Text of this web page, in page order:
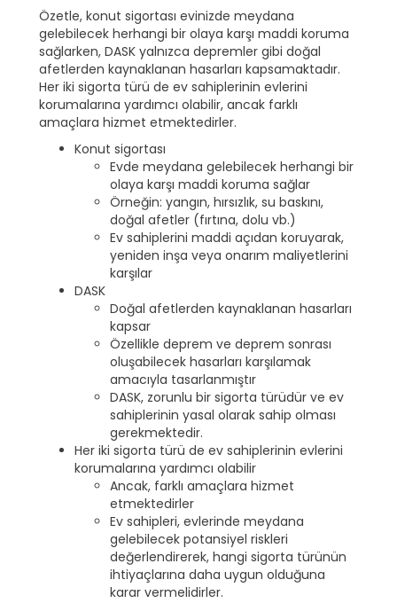
Özetle, konut sigortası evinizde meydana
gelebilecek herhangi bir olaya karşı maddi koruma
sağlarken, DASK yalnızca depremler gibi doğal
afetlerden kaynaklanan hasarları kapsamaktadır.
Her iki sigorta türü de ev sahiplerinin evlerini
korumalarına yardımcı olabilir, ancak farklı
amaçlara hizmet etmektedirler.
Konut sigortası
Evde meydana gelebilecek herhangi bir
olaya karşı maddi koruma sağlar
Örneğin: yangın, hırsızlık, su baskını,
doğal afetler (fırtına, dolu vb.)
Ev sahiplerini maddi açıdan koruyarak,
yeniden inşa veya onarım maliyetlerini
karşılar
DASK
Doğal afetlerden kaynaklanan hasarları
kapsar
Özellikle deprem ve deprem sonrası
oluşabilecek hasarları karşılamak
amacıyla tasarlanmıştır
DASK, zorunlu bir sigorta türüdür ve ev
sahiplerinin yasal olarak sahip olması
gerekmektedir.
Her iki sigorta türü de ev sahiplerinin evlerini
korumalarına yardımcı olabilir
Ancak, farklı amaçlara hizmet
etmektedirler
Ev sahipleri, evlerinde meydana
gelebilecek potansiyel riskleri
değerlendirerek, hangi sigorta türünün
ihtiyaçlarına daha uygun olduğuna
karar vermelidirler.